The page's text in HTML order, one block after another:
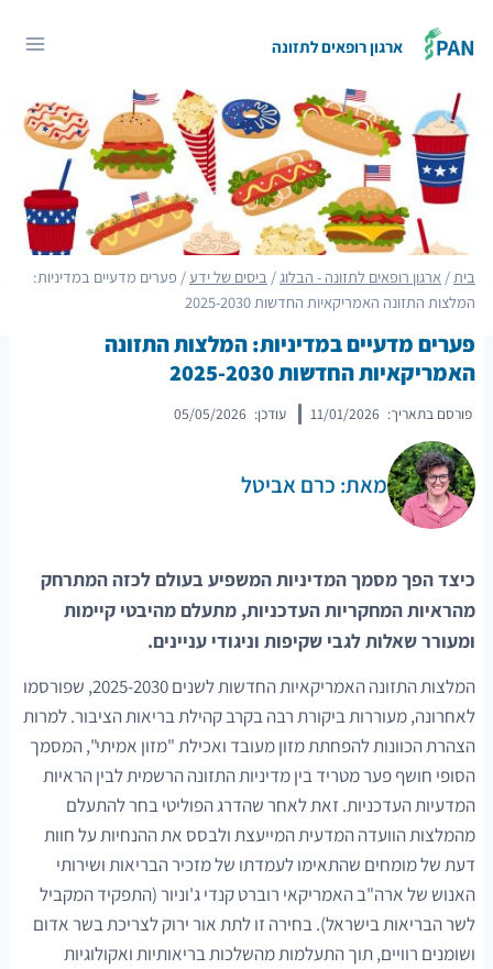
ארגון רופאים לתזונה
בית/ ארגון רופאים לתזונה - הבלוג/ ביסים של ידע/ פערים מדעיים במדיניות:
המלצות התזונה האמריקאיות החדשות 2025-2030
פערים מדעיים במדיניות: המלצות התזונה
האמריקאיות החדשות 2025-2030
פורסם בתאריך: 11/01/2026 עודכן: 05/05/2026
מאת: כרם אביטל
כיצד הפך מסמך המדיניות המשפיע בעולם לכזה המתרחק
מהראיות המחקריות העדכניות, מתעלם מהיבטי קיימות
ומעורר שאלות לגבי שקיפות וניגודי עניינים.
המלצות התזונה האמריקאיות החדשות לשנים 2025-2030, שפורסמו
לאחרונה, מעוררות ביקורת רבה בקרב קהילת בריאות הציבור. למרות
הצהרת הכוונות להפחתת מזון מעובד ואכילת "מזון אמיתי", המסמך
הסופי חושף פער מטריד בין מדיניות התזונה הרשמית לבין הראיות
המדעיות העדכניות. זאת לאחר שהדרג הפוליטי בחר להתעלם
מהמלצות הוועדה המדעית המייעצת ולבסס את ההנחיות על חוות
דעת של מומחים שהתאימו לעמדתו של מזכיר הבריאות ושירותי
האנוש של ארה"ב האמריקאי רוברט קנדי ג'וניור (התפקיד המקביל
לשר הבריאות בישראל). בחירה זו לתת אור ירוק לצריכת בשר אדום
ושומנים רוויים, תוך התעלמות מהשלכות בריאותיות ואקולוגיות